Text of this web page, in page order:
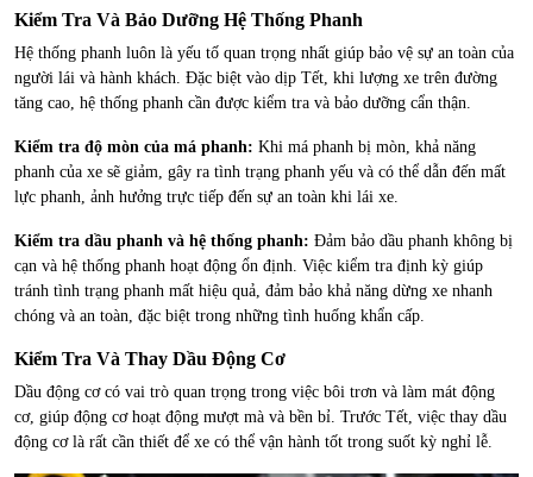
Kiểm Tra Và Bảo Dưỡng Hệ Thống Phanh
Hệ thống phanh luôn là yếu tố quan trọng nhất giúp bảo vệ sự an toàn của
người lái và hành khách. Đặc biệt vào dịp Tết, khi lượng xe trên đường
tăng cao, hệ thống phanh cần được kiểm tra và bảo dưỡng cẩn thận.
Kiểm tra độ mòn của má phanh: Khi má phanh bị mòn, khả năng
phanh của xe sẽ giảm, gây ra tình trạng phanh yếu và có thể dẫn đến mất
lực phanh, ảnh hưởng trực tiếp đến sự an toàn khi lái xe.
Kiểm tra dầu phanh và hệ thống phanh: Đảm bảo dầu phanh không bị
cạn và hệ thống phanh hoạt động ổn định. Việc kiểm tra định kỳ giúp
tránh tình trạng phanh mất hiệu quả, đảm bảo khả năng dừng xe nhanh
chóng và an toàn, đặc biệt trong những tình huống khẩn cấp.
Kiểm Tra Và Thay Dầu Động Cơ
Dầu động cơ có vai trò quan trọng trong việc bôi trơn và làm mát động
cơ, giúp động cơ hoạt động mượt mà và bền bỉ. Trước Tết, việc thay dầu
động cơ là rất cần thiết để xe có thể vận hành tốt trong suốt kỳ nghỉ lễ.